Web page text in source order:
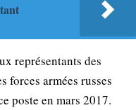
représentants des
forces armées russes
poste en mars 2017.